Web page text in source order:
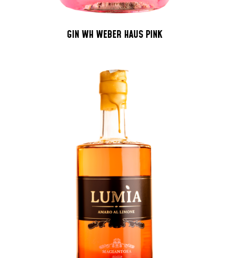
GIN WH WEBER HAUS PINK